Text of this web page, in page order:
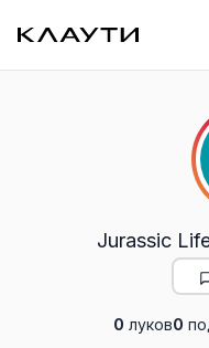
Jurassic
0 луков0